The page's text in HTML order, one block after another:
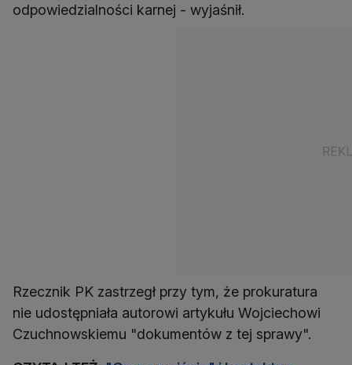
odpowiedzialności karnej - wyjaśnił.
Rzecznik PK zastrzegł przy tym, że prokuratura
nie udostępniała autorowi artykułu Wojciechowi
Czuchnowskiemu "dokumentów z tej sprawy".